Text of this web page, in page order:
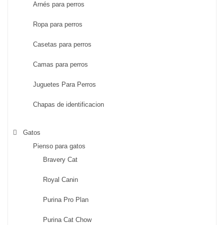
Arnés para perros
Ropa para perros
Casetas para perros
Camas para perros
Juguetes Para Perros
Chapas de identificacion
Gatos
Pienso para gatos
Bravery Cat
Royal Canin
Purina Pro Plan
Purina Cat Chow